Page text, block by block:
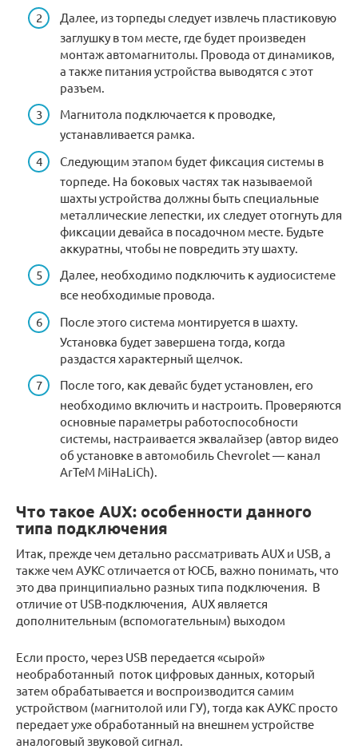
Далее, из торпеды следует извлечь пластиковую
заглушку в том месте, где будет произведен
монтаж автомагнитолы. Провода от динамиков,
а также питания устройства выводятся с этот
разъем.
Магнитола подключается к проводке,
устанавливается рамка.
Следующим этапом будет фиксация системы в
торпеде. На боковых частях так называемой
шахты устройства должны быть специальные
металлические лепестки, их следует отогнуть для
фиксации девайса в посадочном месте. Будьте
аккуратны, чтобы не повредить эту шахту.
Далее, необходимо подключить к аудиосистеме
все необходимые провода.
После этого система монтируется в шахту.
Установка будет завершена тогда, когда
раздастся характерный щелчок.
После того, как девайс будет установлен, его
необходимо включить и настроить. Проверяются
основные параметры работоспособности
системы, настраивается эквалайзер (автор видео
об установке в автомобиль Chevrolet — канал
ArTeM MiHaLiCh).
Что такое AUX: особенности данного
типа подключения
Итак, прежде чем детально рассматривать AUX и USB, а
также чем АУКС отличается от ЮСБ, важно понимать, что
это два принципиально разных типа подключения. В
отличие от USB-подключения, AUX является
дополнительным (вспомогательным) выходом
Если просто, через USB передается «сырой»
необработанный поток цифровых данных, который
затем обрабатывается и воспроизводится самим
устройством (магнитолой или ГУ), тогда как АУКС просто
передает уже обработанный на внешнем устройстве
аналоговый звуковой сигнал.